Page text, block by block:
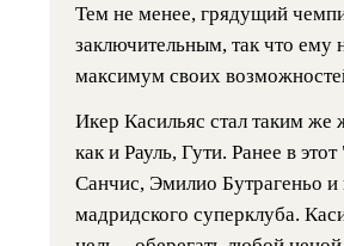
Тем не менее, грядущий
заключительным, так что ему
максимум своих
Икер Касильяс стал таким
как и Рауль, Гути. Ранее в
Санчис, Эмилио Бутрагеньо
мадридского суперклуба.